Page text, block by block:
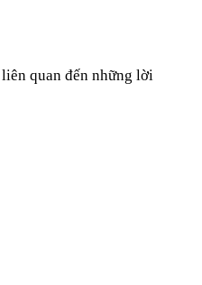
quan đến những lời